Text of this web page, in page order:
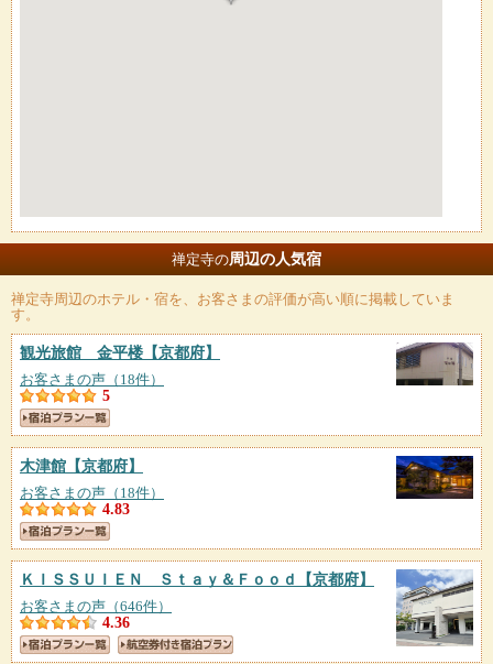
禅定寺の周辺の人気宿
禅定寺周辺のホテル・宿を、お客さまの評価が高い順に掲載していま
す。
観光旅館 金平楼 【京都府】
お客さまの声（18件）
5
木津館 【京都府】
お客さまの声（18件）
4.83
ＫＩＳＳＵＩＥＮ Ｓｔａｙ＆Ｆｏｏｄ 【京都府】
お客さまの声（646件）
4.36